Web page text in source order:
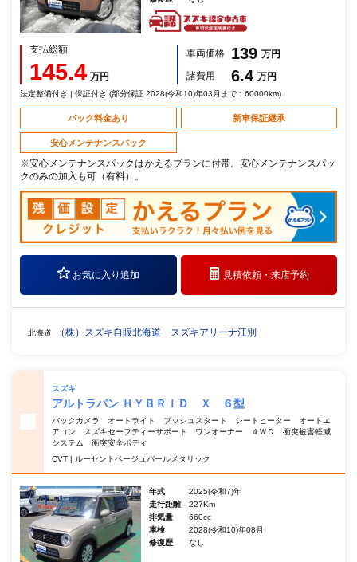
支払総額
145.4 万円
車両価格 139 万円
諸費用
6.4 万円
法定整備付き | 保証付き (部分保証 2028(令和10)年03月まで：60000km)
パック料金あり 新車保証継承
安心メンテナンスパック
※安心メンテナンスパックはかえるプランに付帯。安心メンテナンスパッ
クのみの加入も可（有料）。
お気に入り追加 見積依頼・来店予約
北海道 （株）スズキ自販北海道 スズキアリーナ江別
スズキ
アルトラパン ＨＹＢＲＩＤ Ｘ ６型
バックカメラ オートライト プッシュスタート シートヒーター オートエ
アコン スズキセーフティーサポート ワンオーナー ４ＷＤ 衝突被害軽減
システム 衝突安全ボディ
CVT | ルーセントベージュパールメタリック
年式
2025(令和7)年
走行距離
227Km
排気量
660cc
車検
2028(令和10)年08月
修復歴
なし